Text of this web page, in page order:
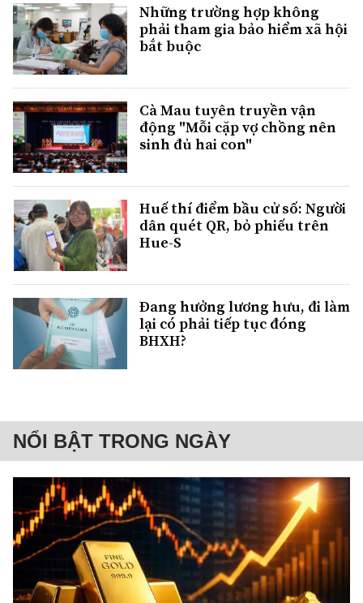
Những trường hợp không
phải tham gia bảo hiểm xã hội
bắt buộc
Cà Mau tuyên truyền vận
động "Mỗi cặp vợ chồng nên
sinh đủ hai con"
Huế thí điểm bầu cử số: Người
dân quét QR, bỏ phiếu trên
Hue-S
Đang hưởng lương hưu, đi làm
lại có phải tiếp tục đóng
BHXH?
NỔI BẬT TRONG NGÀY